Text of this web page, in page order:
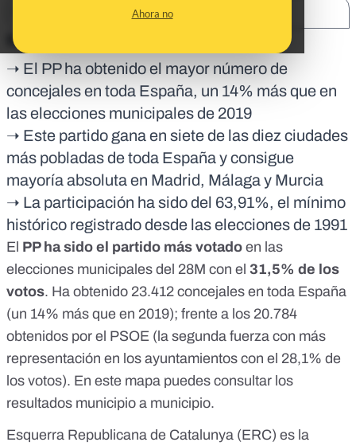
Ahora no
En corto:
➝ El PP ha obtenido el mayor número de
concejales en toda España, un 14% más que en
las elecciones municipales de 2019
➝ Este partido gana en siete de las diez ciudades
más pobladas de toda España y consigue
mayoría absoluta en Madrid, Málaga y Murcia
➝ La participación ha sido del 63,91%, el mínimo
histórico registrado desde las elecciones de 1991
El PP ha sido el partido más votado en las
elecciones municipales del 28M con el 31,5% de los
votos. Ha obtenido 23.412 concejales en toda España
(un 14% más que en 2019); frente a los 20.784
obtenidos por el PSOE (la segunda fuerza con más
representación en los ayuntamientos con el 28,1% de
los votos). En este mapa puedes consultar los
resultados municipio a municipio.
Esquerra Republicana de Catalunya (ERC) es la